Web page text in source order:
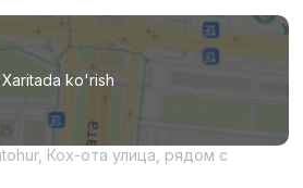
Xaritada ko'rish
Кох-ота улица, рядом с